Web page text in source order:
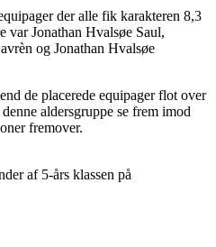
der alle fik karakteren 8,3
var Jonathan Hvalsøe Saul,
og Jonathan Hvalsøe
de placerede equipager flot over
aldersgruppe se frem imod
fremover.
af 5-års klassen på